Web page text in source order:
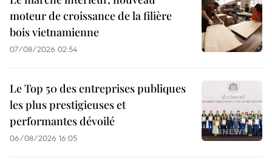
moteur de croissance de la filière
bois vietnamienne
07/08/2026 02:54
Le Top 50 des entreprises publiques
les plus prestigieuses et
performantes dévoilé
06/08/2026 16:05